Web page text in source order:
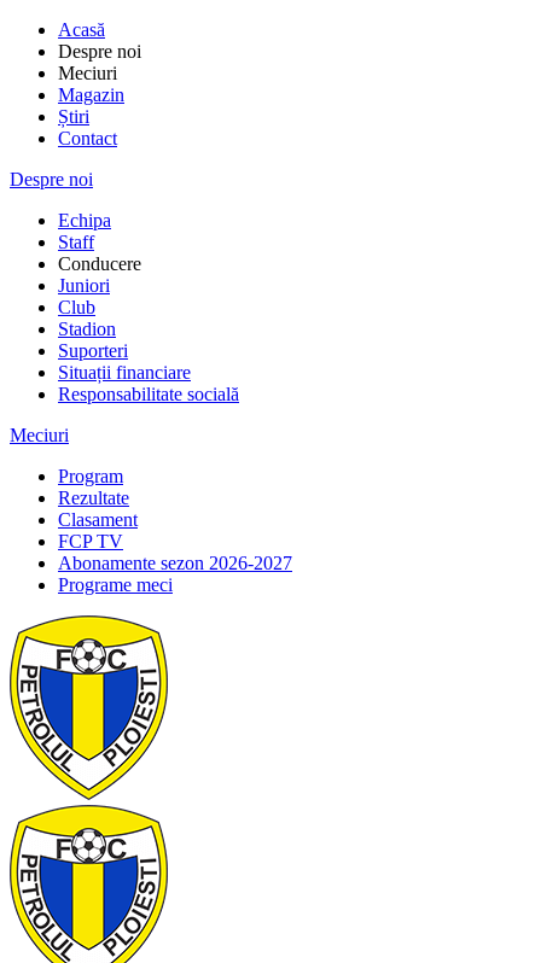
Acasă
Despre noi
Meciuri
Magazin
Știri
Contact
Despre noi
Echipa
Staff
Conducere
Juniori
Club
Stadion
Suporteri
Situații financiare
Responsabilitate socială
Meciuri
Program
Rezultate
Clasament
FCP TV
Abonamente sezon 2026-2027
Programe meci